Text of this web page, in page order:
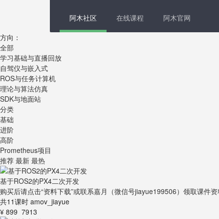
阿木社区 在线课程
阿木官网
方向：
全部
学习基础与直播回放
自驾仪与嵌入式
ROS与任务计算机
理论与算法仿真
SDK与地面站
分类
基础
进阶
高阶
Prometheus项目
推荐 最新 最热
基于ROS2的PX4二次开发
购买后请点击“资料下载”或联系嘉月（微信号jiayue199506）领取课件
共11课时 amov_jiayue
¥ 899 7913